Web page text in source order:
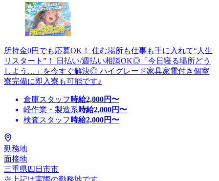
所持金0円でも応募OK！ 住む場所も仕事も手に入れて“人生
リスタート”！ 日払い/週払い相談OK◎「今日寝る場所どう
しよう…」を今すぐ解決◎ ハイグレード家具家電付き個室
寮完備に即入寮も可能です♪
倉庫スタッフ 時給2,000円〜
軽作業・製造系時給2,000円〜
検査スタッフ 時給2,000円〜
勤務地
面接地
三重県四日市市
※上記は実際の勤務地です